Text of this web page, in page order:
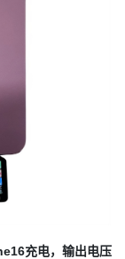
充电，输出电压